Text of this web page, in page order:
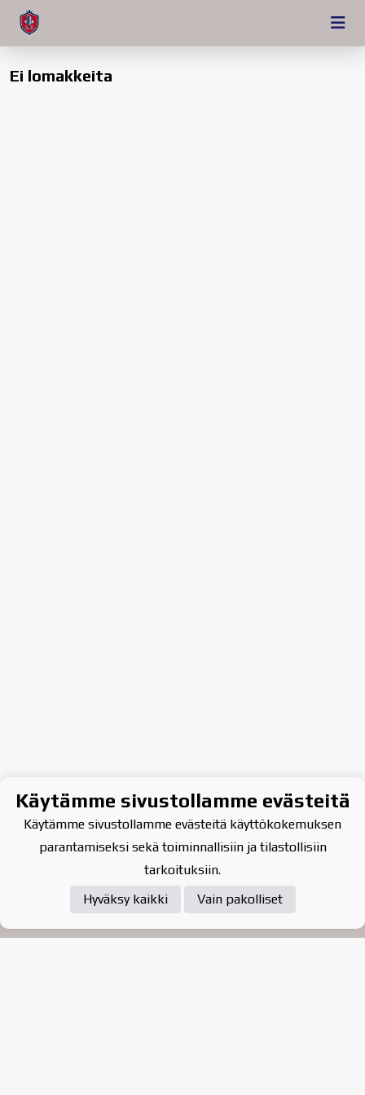
Ei lomakkeita
Tietosuojaseloste
Käytämme sivustollamme evästeitä
Käytämme sivustollamme evästeitä käyttökokemuksen
parantamiseksi sekä toiminnallisiin ja tilastollisiin
tarkoituksiin.
Hyväksy kaikki
Vain pakolliset